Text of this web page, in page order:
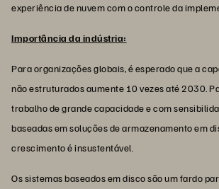
experiência de nuvem com o controle da
Importância da indústria:
Para organizações globais, é esperado que a
não estruturados aumente 10 vezes até 2030.
trabalho de grande capacidade e com
baseadas em soluções de armazenamento em
crescimento é insustentável.
Os sistemas baseados em disco são um fardo